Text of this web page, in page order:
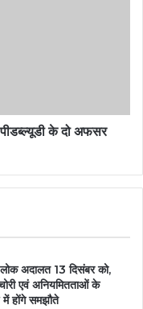
के दो अफसर
अदालत 13 दिसंबर को,
एवं अनियमितताओं के
होंगे समझौते